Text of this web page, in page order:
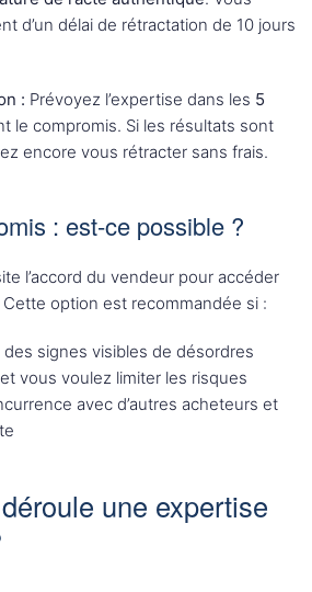
d’un délai de rétractation de 10 jours
: Prévoyez l’expertise dans les 5
le compromis. Si les résultats sont
encore vous rétracter sans frais.
: est-ce possible ?
l’accord du vendeur pour accéder
Cette option est recommandée si :
signes visibles de désordres
vous voulez limiter les risques
avec d’autres acheteurs et
une expertise